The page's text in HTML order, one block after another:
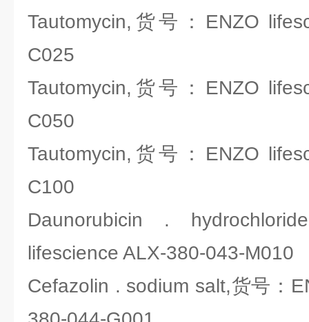
Tautomycin,货号：ENZO
C025
Tautomycin,货号：ENZO
C050
Tautomycin,货号：ENZO
C100
Daunorubicin .
lifescience ALX-380-043-M010
Cefazolin . sodium salt,货号：